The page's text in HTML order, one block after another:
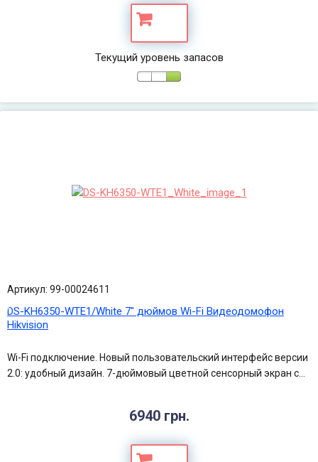
Текущий уровень запасов
Артикул: 99-00024611
DS-KH6350-WTE1/White 7" дюймов Wi-Fi Видеодомофон
Hikvision
Wi-Fi подключение. Новый пользовательский интерфейс версии
2.0: удобный дизайн. 7-дюймовый цветной сенсорный экран с...
6940 грн.